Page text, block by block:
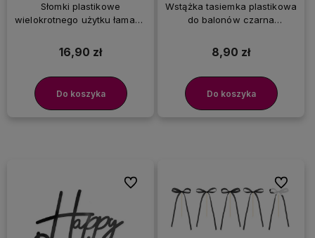
Słomki plastikowe
wielokrotnego użytku łamane
16,90 zł
Do koszyka
Wstążka tasiemka plastikowa
do balonów czarna
8,90 zł
Do koszyka
Do ulubionych Do